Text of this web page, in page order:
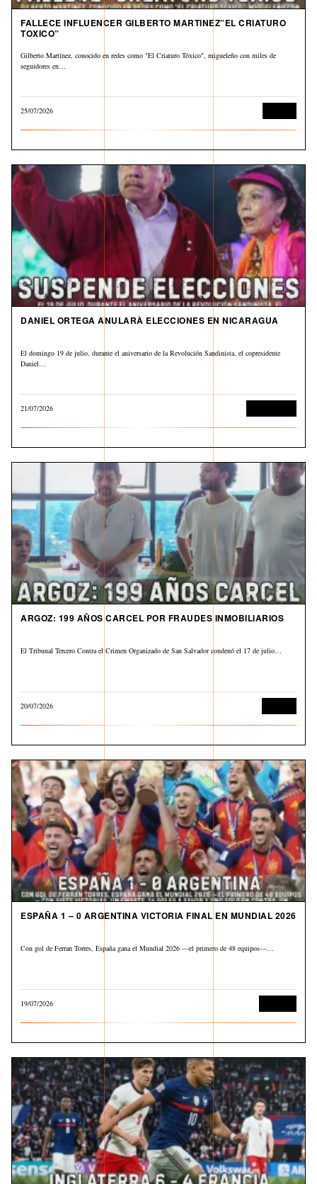
FALLECE INFLUENCER GILBERTO MARTINEZ”EL CRIATURO
TOXICO”
Gilberto Martínez, conocido en redes como "El Criaturo Tóxico", migueleño con miles de
seguidores en…
25/07/2026
DANIEL ORTEGA ANULARÀ ELECCIONES EN NICARAGUA
El domingo 19 de julio, durante el aniversario de la Revolución Sandinista, el copresidente
Daniel…
21/07/2026
ARGOZ: 199 AÑOS CARCEL POR FRAUDES INMOBILIARIOS
El Tribunal Tercero Contra el Crimen Organizado de San Salvador condenó el 17 de julio…
20/07/2026
ESPAÑA 1 – 0 ARGENTINA VICTORIA FINAL EN MUNDIAL 2026
Con gol de Ferran Torres, España gana el Mundial 2026 —el primero de 48 equipos—…
19/07/2026